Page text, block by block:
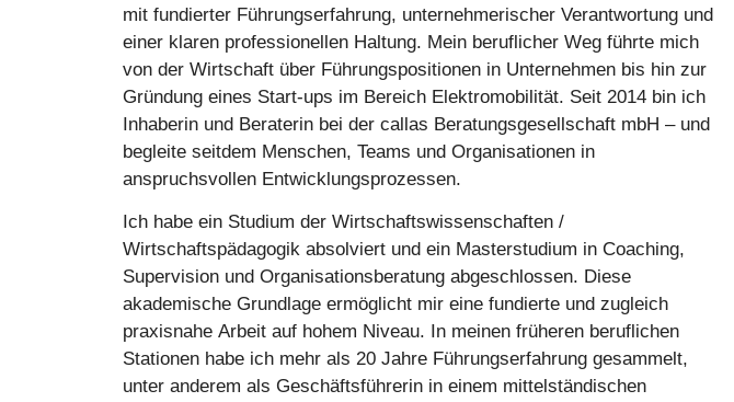
mit fundierter Führungserfahrung, unternehmerischer Verantwortung und
einer klaren professionellen Haltung. Mein beruflicher Weg führte mich
von der Wirtschaft über Führungspositionen in Unternehmen bis hin zur
Gründung eines Start-ups im Bereich Elektromobilität. Seit 2014 bin ich
Inhaberin und Beraterin bei der callas Beratungsgesellschaft mbH – und
begleite seitdem Menschen, Teams und Organisationen in
anspruchsvollen Entwicklungsprozessen.
Ich habe ein Studium der Wirtschaftswissenschaften /
Wirtschaftspädagogik absolviert und ein Masterstudium in Coaching,
Supervision und Organisationsberatung abgeschlossen. Diese
akademische Grundlage ermöglicht mir eine fundierte und zugleich
praxisnahe Arbeit auf hohem Niveau. In meinen früheren beruflichen
Stationen habe ich mehr als 20 Jahre Führungserfahrung gesammelt,
unter anderem als Geschäftsführerin in einem mittelständischen